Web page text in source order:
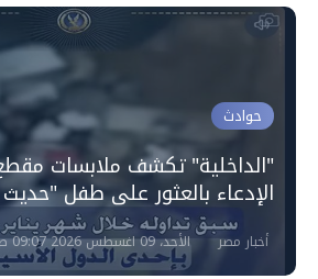
حوادث
"الداخلية" تكشف ملابسات
الإدعاء بالعثور على طفل "حديث
أخبار مصر الأحد، 09 اغسطس 2026 09:07 ص